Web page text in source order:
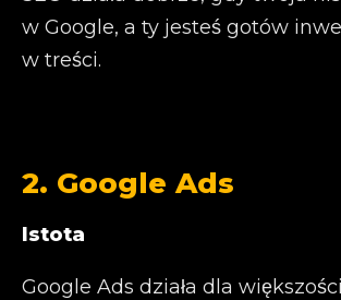
w Google, a ty jesteś gotów
w treści.
2. Google Ads
Istota
Google Ads działa dla